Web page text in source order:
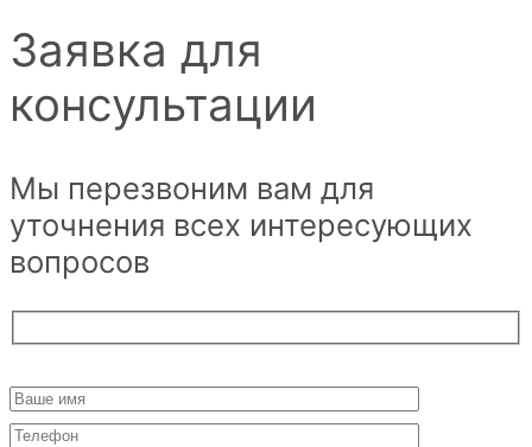
Заявка для
консультации
Мы перезвоним вам для
уточнения всех интересующих
вопросов